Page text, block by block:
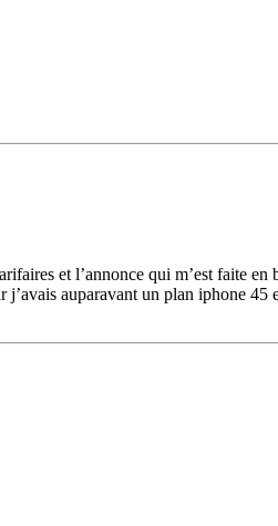
et l’annonce qui m’est faite
auparavant un plan iphone 45